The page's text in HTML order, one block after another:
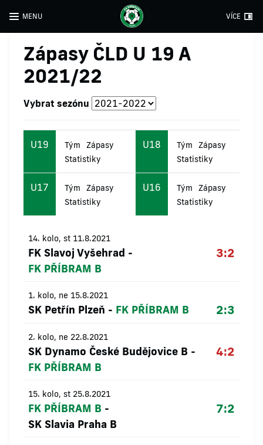
MENU VÍCE
Zápasy ČLD U 19 A
2021/22
Vybrat sezónu
U19 Tým
Zápasy
Statistiky
U18 Tým
Zápasy
Statistiky
U17 Tým
Zápasy
Statistiky
U16 Tým
Zápasy
Statistiky
14. kolo, st 11.8.2021
FK Slavoj Vyšehrad -
FK PŘÍBRAM B
3:2
1. kolo, ne 15.8.2021
SK Petřín Plzeň - FK PŘÍBRAM B 2:3
2. kolo, ne 22.8.2021
SK Dynamo České Budějovice B -
FK PŘÍBRAM B
4:2
15. kolo, st 25.8.2021
FK PŘÍBRAM B -
SK Slavia Praha B
7:2